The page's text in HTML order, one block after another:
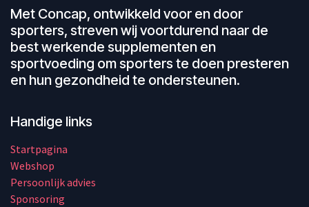
Met Concap, ontwikkeld voor en door
sporters, streven wij voortdurend naar de
best werkende supplementen en
sportvoeding om sporters te doen presteren
en hun gezondheid te ondersteunen.
Handige links
Startpagina
Webshop
Persoonlijk advies
Sponsoring